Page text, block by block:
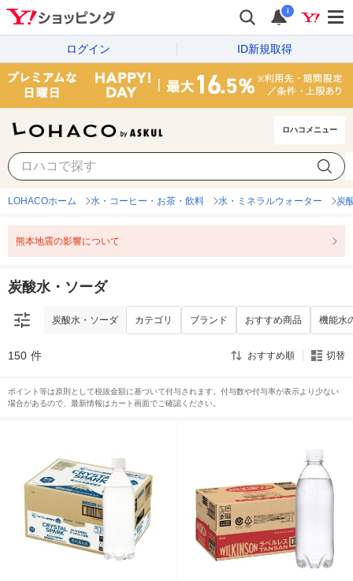
i
ログイン ID新規取得
ロハコメニュー
炭酸水・ソーダ 機能水
LOHACOホーム 水・コーヒー・お茶・飲料 水・ミネラルウォーター 炭
熊本地震の影響について
炭酸水・ソーダ
炭酸水・ソーダ カテゴリ ブランド おすすめ商品 機能水
150 件 おすすめ順 切替
ポイント等は原則として税抜金額に基づいて付与されます。付与数や付与率が表示より少ない
場合があるので、最新情報はカート画面でご確認ください。